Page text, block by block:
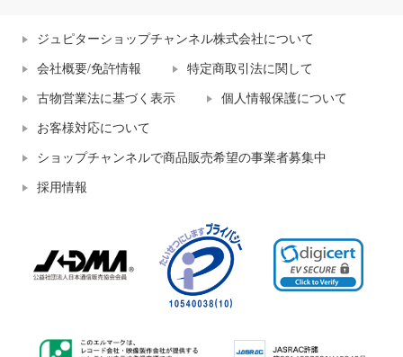
ジュピターショップチャンネル株式会社について
会社概要/免許情報 特定商取引法に関して
古物営業法に基づく表示 個人情報保護について
お客様対応について
ショップチャンネルで商品販売希望の事業者募集中
採用情報